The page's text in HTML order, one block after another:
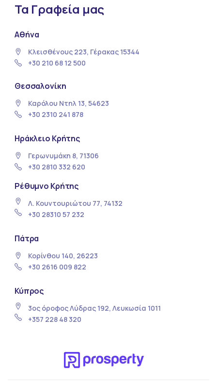
Τα Γραφεία μας
Αθήνα
Κλεισθένους 223, Γέρακας 15344
+30 210 68 12 500
Θεσσαλονίκη
Καρόλου Ντηλ 13, 54623
+30 2310 241 878
Ηράκλειο Κρήτης
Γερωνυμάκη 8, 71306
+30 2810 332 620
Ρέθυμνο Κρήτης
Λ. Κουντουριώτου 77, 74132
+30 28310 57 232
Πάτρα
Κορίνθου 140, 26223
+30 2616 009 822
Κύπρος
3ος όροφος Λύδρας 192, Λευκωσία 1011
+357 228 48 320